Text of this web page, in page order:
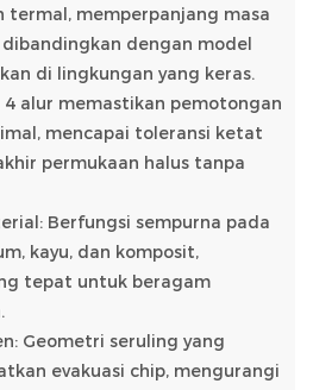
termal, memperpanjang masa
dengan model
di lingkungan yang keras.
4 alur memastikan pemotongan
mencapai toleransi ketat
permukaan halus tanpa
Berfungsi sempurna pada
kayu, dan komposit,
tepat untuk beragam
Geometri seruling yang
evakuasi chip, mengurangi